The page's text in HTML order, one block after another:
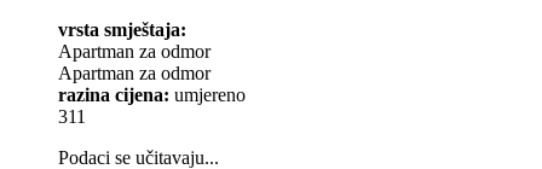
vrsta smještaja:
Apartman za odmor
Apartman za odmor
razina cijena: umjereno
311
Podaci se učitavaju...